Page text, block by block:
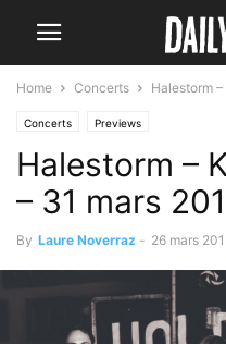
Home Concerts Halestorm
Concerts Previews
Halestorm –
– 31 mars
By Laure Noverraz - 26 mars